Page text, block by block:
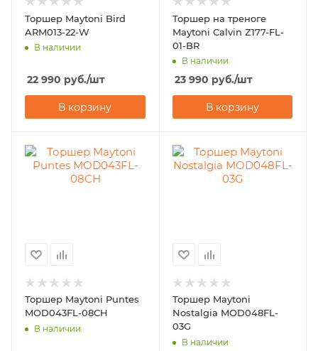
Торшер Maytoni Bird
ARM013-22-W
В наличии
22 990 руб./шт
В корзину
Торшер на треноге
Maytoni Calvin Z177-FL-
01-BR
В наличии
23 990 руб./шт
В корзину
Торшер Maytoni Puntes
MOD043FL-08CH
В наличии
Торшер Maytoni
Nostalgia MOD048FL-
03G
В наличии